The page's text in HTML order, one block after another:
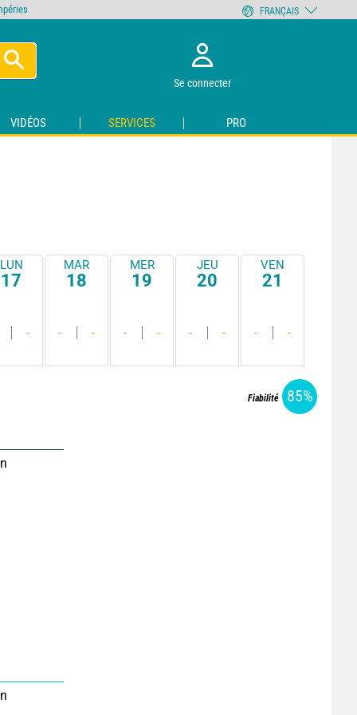
Se connecter
VIDÉOS SERVICES PRO
LUN
17
-
MAR
18
- -
MER
19
- -
JEU
20
- -
VEN
21
- -
Fiabilité 85%
FRANÇAIS